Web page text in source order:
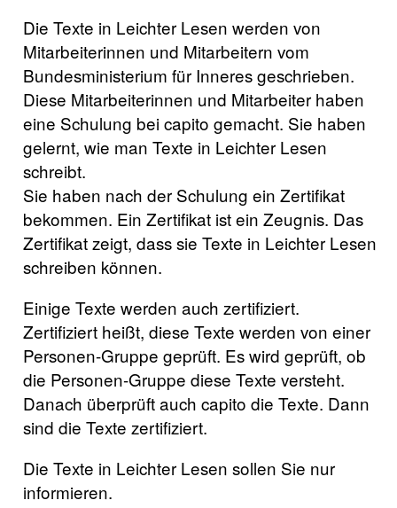
Die Texte in Leichter Lesen werden von
Mitarbeiterinnen und Mitarbeitern vom
Bundesministerium für Inneres geschrieben.
Diese Mitarbeiterinnen und Mitarbeiter haben
eine Schulung bei capito gemacht. Sie haben
gelernt, wie man Texte in Leichter Lesen
schreibt.
Sie haben nach der Schulung ein Zertifikat
bekommen. Ein Zertifikat ist ein Zeugnis. Das
Zertifikat zeigt, dass sie Texte in Leichter Lesen
schreiben können.
Einige Texte werden auch zertifiziert.
Zertifiziert heißt, diese Texte werden von einer
Personen-Gruppe geprüft. Es wird geprüft, ob
die Personen-Gruppe diese Texte versteht.
Danach überprüft auch capito die Texte. Dann
sind die Texte zertifiziert.
Die Texte in Leichter Lesen sollen Sie nur
informieren.